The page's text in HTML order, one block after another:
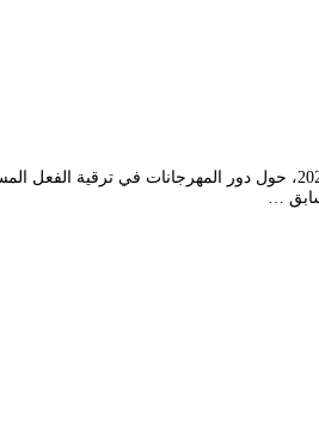
نشطت ندوة خاصة بالمهرجان الوطني للمسرح المحترف بنادي امحمد بن قطاف
…